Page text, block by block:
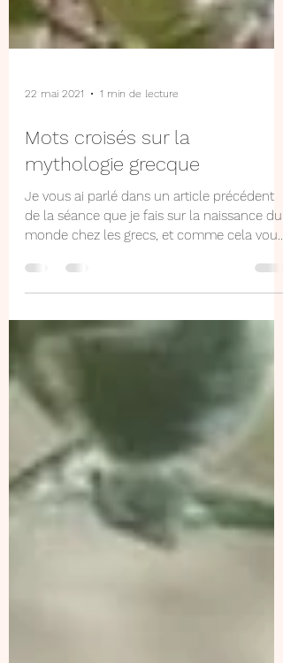
22 mai 2021 1 min de lecture
Mots croisés sur la
mythologie grecque
Je vous ai parlé dans un article précédent
avait...